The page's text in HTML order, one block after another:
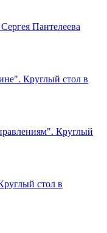
Пантелеева
Круглый стол в
Круглый
стол в